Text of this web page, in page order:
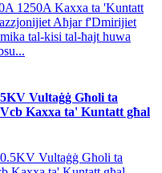
1250A Kaxxa ta 'Kuntatt
Aħjar f'Dmirijiet
tal-kisi tal-ħajt huwa
Vultaġġ Għoli ta
Kaxxa ta' Kuntatt għal